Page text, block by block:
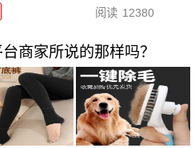
阅读 12380
商家所说的那样吗？